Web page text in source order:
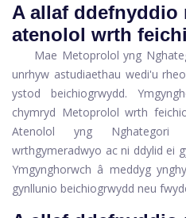
A allaf ddefnyddio
atenolol wrth
Mae Metoprolol yng
unrhyw astudiaethau wedi'u
ystod beichiogrwydd.
chymryd Metoprolol wrth
Atenolol yng Nghategori
wrthgymeradwyo ac ni ddylid ei
Ymgynghorwch â meddyg
gynllunio beichiogrwydd neu